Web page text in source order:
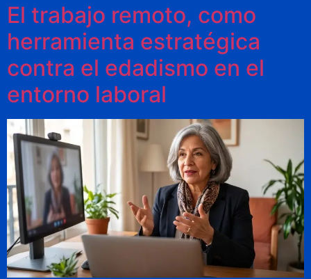
El trabajo remoto, como
herramienta estratégica
contra el edadismo en el
entorno laboral